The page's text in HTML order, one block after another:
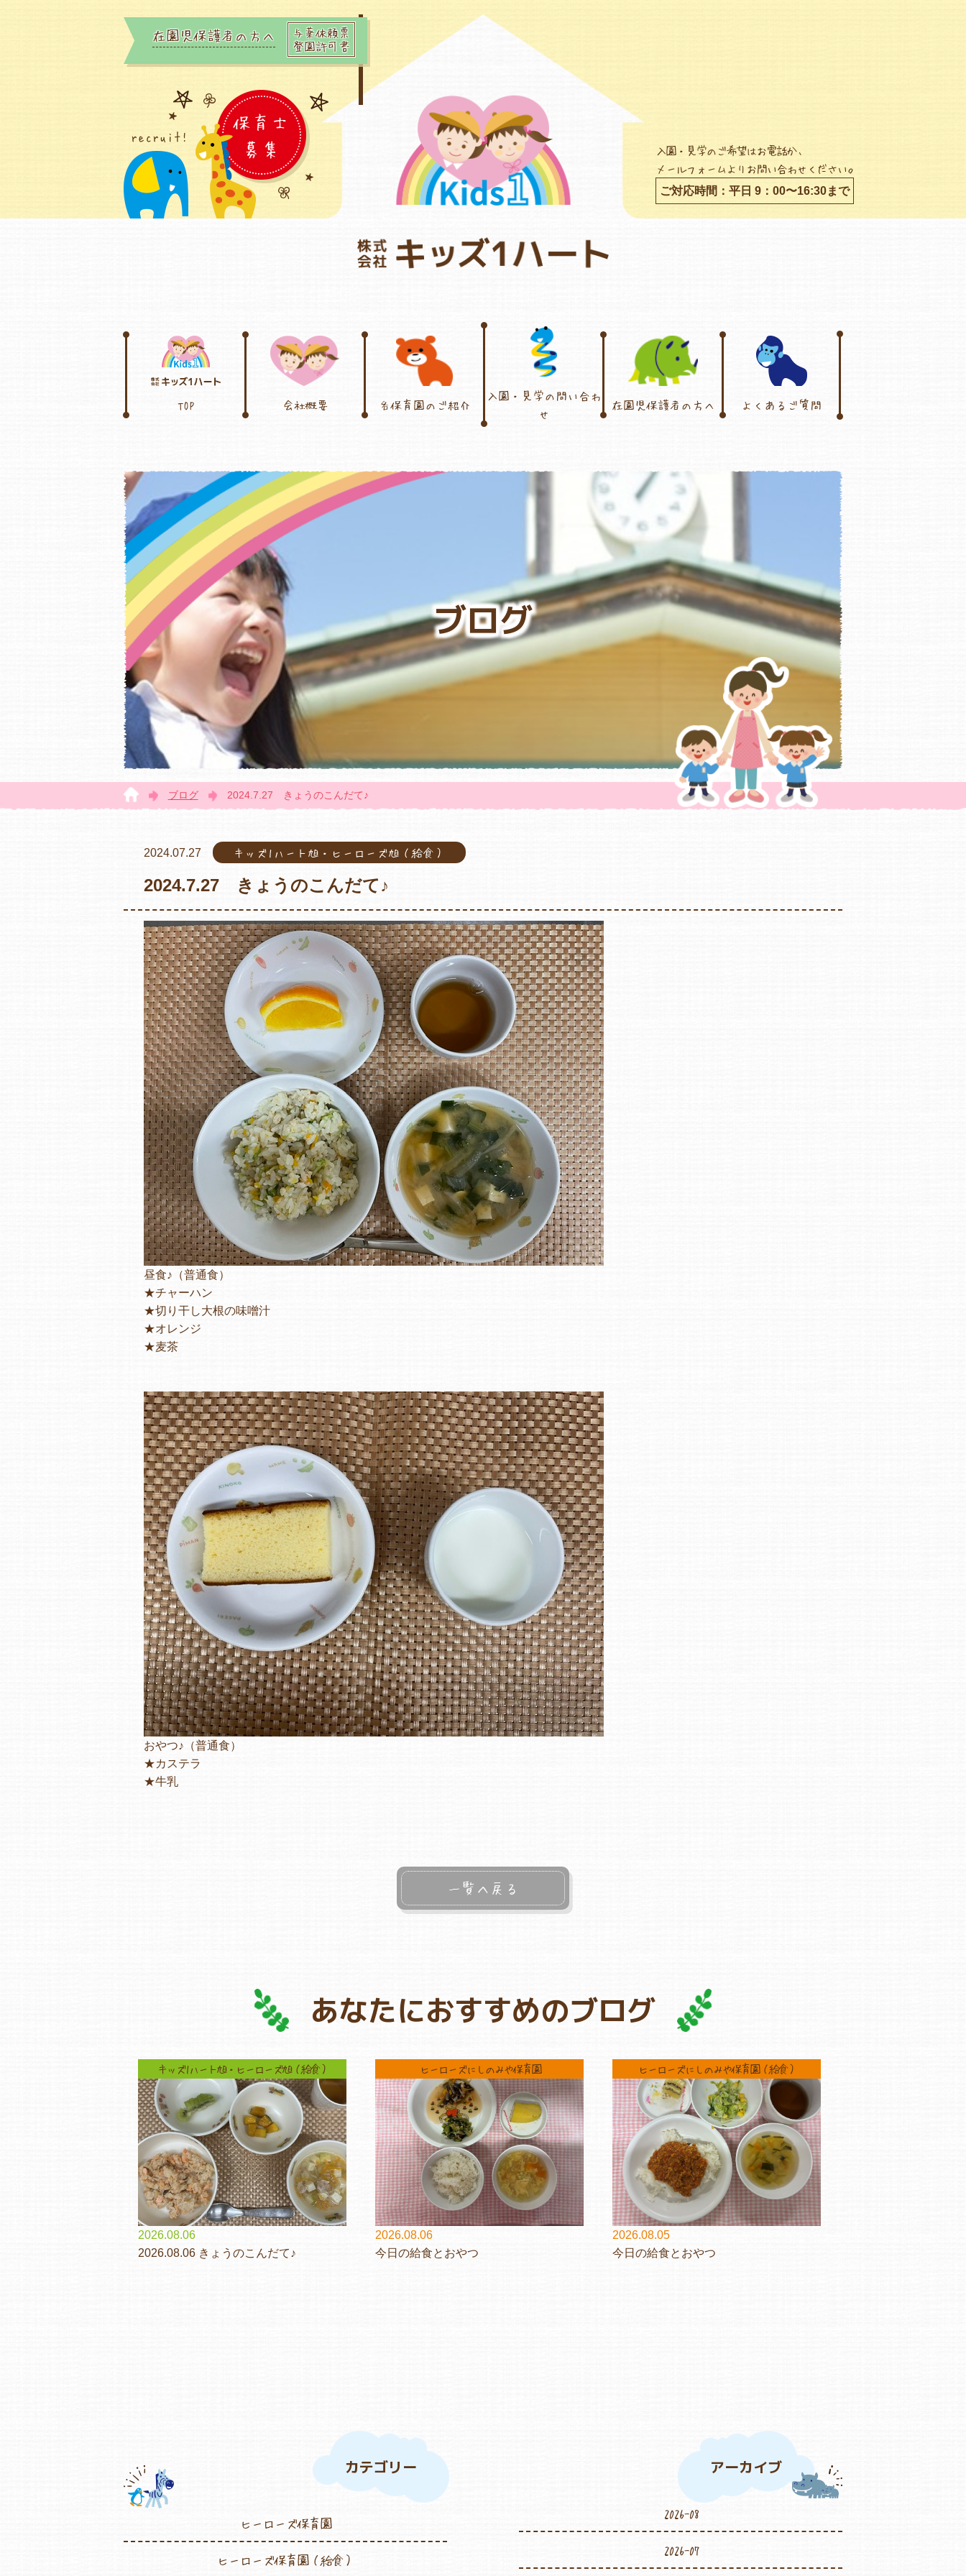
在園児保護者の方へ
与薬依頼票
登園許可書
保育士
募集
recruit!
入園・見学のご希望はお電話か、
メールフォームよりお問い合わせください。
ご対応時間：平日 9：00〜16:30まで
TOP 会社概要 各保育園のご紹介
入園・見学の問い合わ
せ
在園児保護者の方へ よくあるご質問
ブログ
ブログ 2024.7.27 きょうのこんだて♪
2024.07.27 キッズ1ハート旭・ヒーローズ旭（給食）
2024.7.27 きょうのこんだて♪
昼食♪（普通食）
★チャーハン
★切り干し大根の味噌汁
★オレンジ
★麦茶
おやつ♪（普通食）
★カステラ
★牛乳
一覧へ戻る
あなたにおすすめのブログ
キッズ1ハート旭・ヒーローズ旭（給食）
2026.08.06
2026.08.06 きょうのこんだて♪
ヒーローズにしのみや保育園
2026.08.06
今日の給食とおやつ
ヒーローズにしのみや保育園（給食）
2026.08.05
今日の給食とおやつ
カテゴリー
ヒーローズ保育園
ヒーローズ保育園（給食）
アーカイブ
2026-08
2026-07